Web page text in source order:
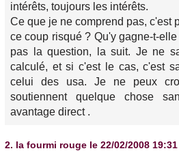
intérêts, toujours les intérêts.
Ce que je ne comprend pas, c'est
ce coup risqué ? Qu'y gagne-t-
pas la question, la suit. Je ne
calculé, et si c'est le cas, c'est
celui des usa. Je ne peux
soutiennent quelque chose
avantage direct .
2. la fourmi rouge le 22/02/2008 19:31